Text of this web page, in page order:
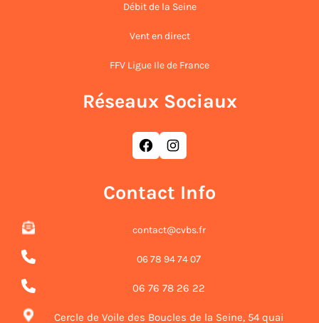
Débit de la Seine
Vent en direct
FFV Ligue Ile de France
Réseaux Sociaux
Facebook Instagram
Contact Info
contact@cvbs.fr
06 78 94 74 07
06 76 78 26 22
Cercle de Voile des Boucles de la Seine, 54 quai